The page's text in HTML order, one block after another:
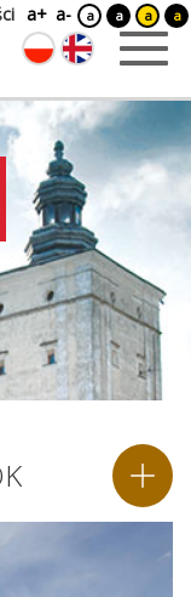
a+ a- a a a a